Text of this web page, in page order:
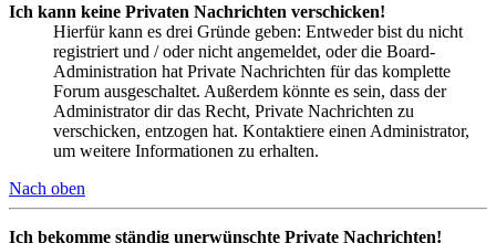
Ich kann keine Privaten Nachrichten verschicken!
Hierfür kann es drei Gründe geben: Entweder bist du nicht
registriert und / oder nicht angemeldet, oder die Board-
Administration hat Private Nachrichten für das komplette
Forum ausgeschaltet. Außerdem könnte es sein, dass der
Administrator dir das Recht, Private Nachrichten zu
verschicken, entzogen hat. Kontaktiere einen Administrator,
um weitere Informationen zu erhalten.
Nach oben
Ich bekomme ständig unerwünschte Private Nachrichten!